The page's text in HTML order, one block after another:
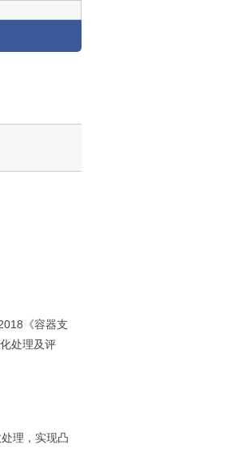
《容器支
处理及评
理，实现凸